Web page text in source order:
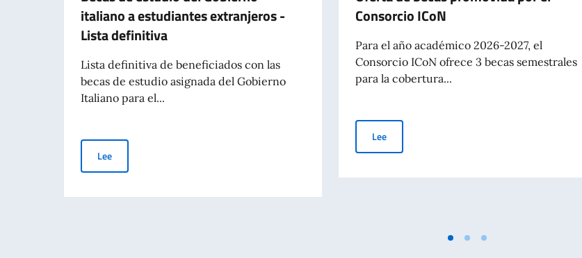
italiano a estudiantes extranjeros -
Lista definitiva
Lista definitiva de beneficiados con las
becas de estudio asignada del Gobierno
Italiano para el...
LeeBecas de estudio del Gobierno italiano a estudiantes extranjeros - Lista definitiva
Consorcio ICoN
Para el año académico 2026-2027, el
Consorcio ICoN ofrece 3 becas semestrales
para la cobertura...
LeeOferta de becas promovida por el Consorcio ICoN